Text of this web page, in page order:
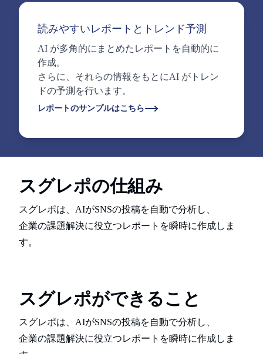
読みやすいレポートとトレンド予測
AI が多角的にまとめたレポートを自動的に
作成。
さらに、それらの情報をもとにAI がトレン
ドの予測を行います。
レポートのサンプルはこちら
スグレポの仕組み
スグレポは、AIがSNSの投稿を自動で分析し、
企業の課題解決に役立つレポートを瞬時に作成しま
す。
スグレポができること
スグレポは、AIがSNSの投稿を自動で分析し、
企業の課題解決に役立つレポートを瞬時に作成しま